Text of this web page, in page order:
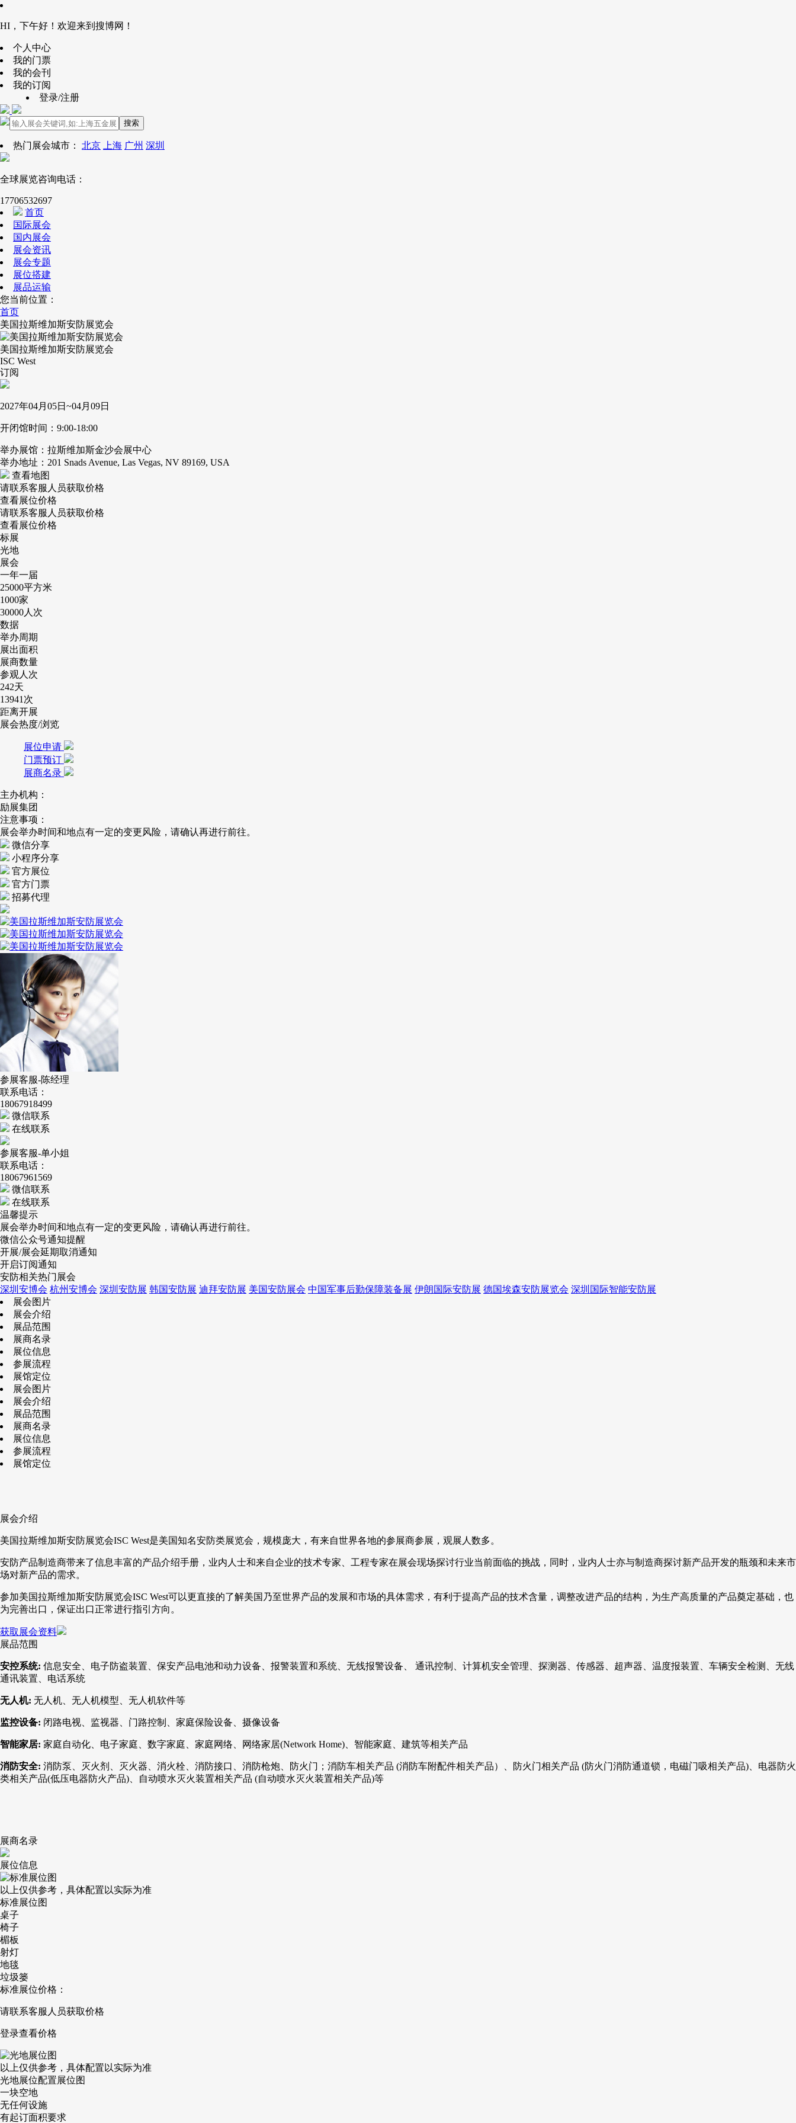
HI，下午好！欢迎来到搜博网！
个人中心
我的门票
我的会刊
我的订阅
登录/注册
搜索
热门展会城市： 北京 上海 广州 深圳
全球展览咨询电话：
17706532697
首页
国际展会
国内展会
展会资讯
展会专题
展位搭建
展品运输
您当前位置：
首页
美国拉斯维加斯安防展览会
美国拉斯维加斯安防展览会
ISC West
订阅
2027年04月05日~04月09日
开闭馆时间：9:00-18:00
举办展馆：拉斯维加斯金沙会展中心
举办地址：201 Snads Avenue, Las Vegas, NV 89169, USA
查看地图
请联系客服人员获取价格
查看展位价格
请联系客服人员获取价格
查看展位价格
标展
光地
展会
一年一届
25000平方米
1000家
30000人次
数据
举办周期
展出面积
展商数量
参观人次
242天
13941 次
距离开展
展会热度/浏览
展位申请
门票预订
展商名录
主办机构：
励展集团
注意事项：
展会举办时间和地点有一定的变更风险，请确认再进行前往。
微信分享
小程序分享
官方展位
官方门票
招募代理
参展客服-陈经理
联系电话：
18067918499
微信联系
在线联系
参展客服-单小姐
联系电话：
18067961569
微信联系
在线联系
温馨提示
展会举办时间和地点有一定的变更风险，请确认再进行前往。
微信公众号通知提醒
开展/展会延期取消通知
开启订阅通知
安防相关热门展会
深圳安博会 杭州安博会 深圳安防展 韩国安防展 迪拜安防展 美国安防展会 中国军事后勤保障装备展 伊朗国际安防展 德国埃森安防展览会 深圳国际智能安防展
展会图片
展会介绍
展品范围
展商名录
展位信息
参展流程
展馆定位
展会图片
展会介绍
展品范围
展商名录
展位信息
参展流程
展馆定位
展会介绍
美国拉斯维加斯安防展览会ISC West是美国知名安防类展览会，规模庞大，有来自世界各地的参展商参展，观展人数多。
安防产品制造商带来了信息丰富的产品介绍手册，业内人士和来自企业的技术专家、工程专家在展会现场探讨行业当前面临的挑战，同时，业内人士亦与制造商探讨新产品开发的瓶颈和未来市
场对新产品的需求。
参加美国拉斯维加斯安防展览会ISC West可以更直接的了解美国乃至世界产品的发展和市场的具体需求，有利于提高产品的技术含量，调整改进产品的结构，为生产高质量的产品奠定基础，也
为完善出口，保证出口正常进行指引方向。
获取展会资料
展品范围
安控系统: 信息安全、电子防盗装置、保安产品电池和动力设备、报警装置和系统、无线报警设备、 通讯控制、计算机安全管理、探测器、传感器、超声器、温度报装置、车辆安全检测、无线
通讯装置、电话系统
无人机: 无人机、无人机模型、无人机软件等
监控设备: 闭路电视、监视器、门路控制、家庭保险设备、摄像设备
智能家居: 家庭自动化、电子家庭、数字家庭、家庭网络、网络家居(Network Home)、智能家庭、建筑等相关产品
消防安全: 消防泵、灭火剂、灭火器、消火栓、消防接口、消防枪炮、防火门；消防车相关产品 (消防车附配件相关产品）、防火门相关产品 (防火门消防通道锁，电磁门吸相关产品)、电器防火
类相关产品(低压电器防火产品)、自动喷水灭火装置相关产品 (自动喷水灭火装置相关产品)等
展商名录
展位信息
以上仅供参考，具体配置以实际为准
标准展位图
桌子
椅子
楣板
射灯
地毯
垃圾篓
标准展位价格：
请联系客服人员获取价格
登录查看价格
以上仅供参考，具体配置以实际为准
光地展位配置展位图
一块空地
无任何设施
有起订面积要求